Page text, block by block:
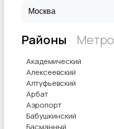
Районы Метро
Академический
Алексеевский
Алтуфьевский
Арбат
Аэропорт
Бабушкинский
Басманный